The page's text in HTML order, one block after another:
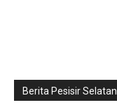
Berita Pesisir Selatan